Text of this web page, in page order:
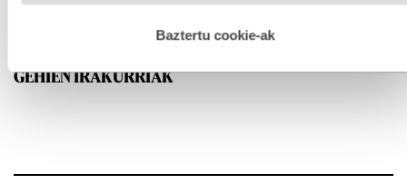
esplizitua ematen diguzu.Gehiago irakurri
Baztertu cookie-ak
GEHIEN IRAKURRIAK